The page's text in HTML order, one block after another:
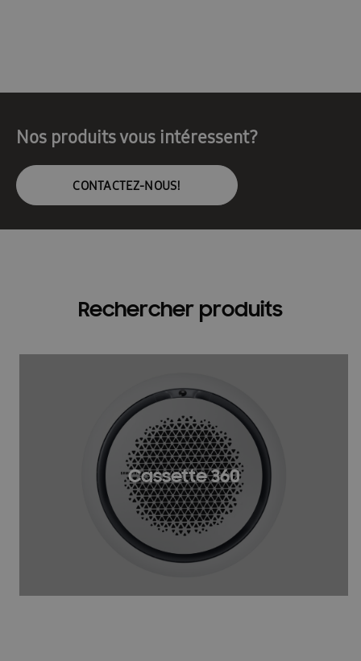
Nos produits vous intéressent?
CONTACTEZ-NOUS!
Rechercher produits
Cassette 360